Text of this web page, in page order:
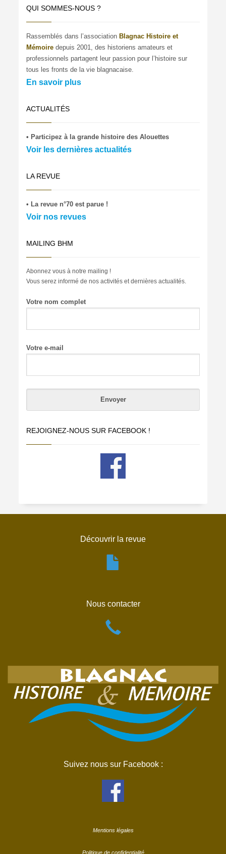
QUI SOMMES-NOUS ?
Rassemblés dans l’associationBlagnac Histoire et
Mémoire depuis 2001, des historiens amateurs et
professionnels partagent leur passion pour l’histoire sur
tous les fronts de la vie blagnacaise.
En savoir plus
ACTUALITÉS
• Participez à la grande histoire des Alouettes
Voir les dernières actualités
LA REVUE
• La revue n°70 est parue !
Voir nos revues
MAILING BHM
Abonnez vous à notre mailing !
Vous serez informé de nos activités et dernières actualités.
Votre nom complet
Votre e-mail
REJOIGNEZ-NOUS SUR FACEBOOK !
Découvrir la revue
Nous contacter
Suivez nous sur Facebook :
Mentions légales
Politique de confidentialité